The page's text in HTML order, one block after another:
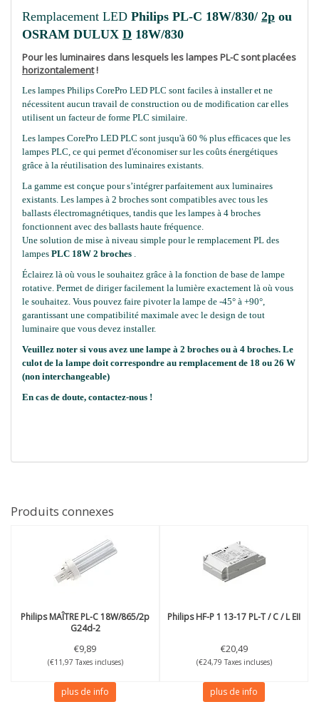
Remplacement LED Philips PL-C 18W/830/ 2p ou
OSRAM DULUX D 18W/830
Pour les luminaires dans lesquels les lampes PL-C sont placées
horizontalement!
Les lampes Philips CorePro LED PLC sont faciles à installer et ne
nécessitent aucun travail de construction ou de modification car elles
utilisent un facteur de forme PLC similaire.
Les lampes CorePro LED PLC sont jusqu'à 60 % plus efficaces que les
lampes PLC, ce qui permet d'économiser sur les coûts énergétiques
grâce à la réutilisation des luminaires existants.
La gamme est conçue pour s’intégrer parfaitement aux luminaires
existants. Les lampes à 2 broches sont compatibles avec tous les
ballasts électromagnétiques, tandis que les lampes à 4 broches
fonctionnent avec des ballasts haute fréquence.
Une solution de mise à niveau simple pour le remplacement PL des
lampes PLC 18W 2 broches .
Éclairez là où vous le souhaitez grâce à la fonction de base de lampe
rotative. Permet de diriger facilement la lumière exactement là où vous
le souhaitez. Vous pouvez faire pivoter la lampe de -45° à +90°,
garantissant une compatibilité maximale avec le design de tout
luminaire que vous devez installer.
Veuillez noter si vous avez une lampe à 2 broches ou à 4 broches. Le
culot de la lampe doit correspondre au remplacement de 18 ou 26 W
(non interchangeable)
En cas de doute, contactez-nous !
Produits connexes
PhilipsMAÎTRE PL-C 18W/865/2p
G24d-2
€9,89
(€11,97 Taxes incluses)
plus de info
PhilipsHF-P 1 13-17 PL-T / C / L EII
€20,49
(€24,79 Taxes incluses)
plus de info